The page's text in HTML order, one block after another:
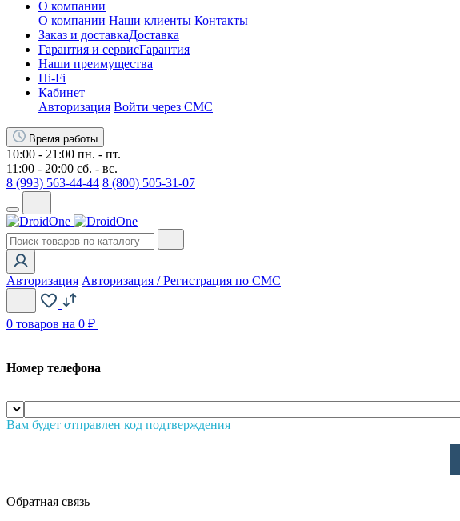
О компании
О компании Наши клиенты Контакты
Заказ и доставкаДоставка
Гарантия и сервисГарантия
Наши преимущества
Hi-Fi
Кабинет
Авторизация Войти через СМС
Время работы
10:00 - 21:00 пн. - пт.
11:00 - 20:00 сб. - вс.
8 (993) 563-44-44 8 (800) 505-31-07
Авторизация Авторизация / Регистрация по СМС
0 товаров на 0 ₽
Номер телефона
Вам будет отправлен код подтверждения
Обратная связь